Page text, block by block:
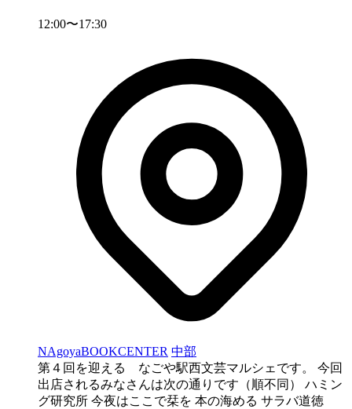
12:00〜17:30
NAgoyaBOOKCENTER 中部
第４回を迎える なごや駅西文芸マルシェです。 今回
出店されるみなさんは次の通りです（順不同） ハミン
グ研究所 今夜はここで栞を 本の海める サラバ道徳